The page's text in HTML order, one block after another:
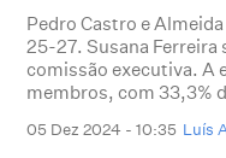
Pedro Castro e
25-27. Susana
comissão executiva. A
membros, com 33,3%
05 Dez 2024 - 10:35 Luís